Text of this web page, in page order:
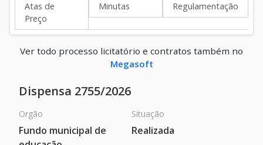
Atas de
Preço
Minutas Regulamentação
Ver todo processo licitatório e contratos também no
Megasoft
Dispensa 2755/2026
Orgão
Fundo municipal de
Situação
Realizada